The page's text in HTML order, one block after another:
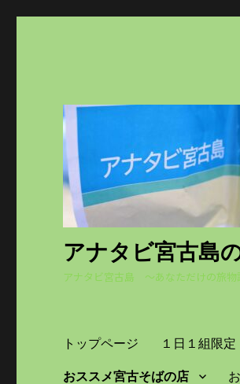
アナタビ宮古島
アナタビ宮古島 ～あなただけの旅物
トップページ １日１組限
おススメ宮古そばの店